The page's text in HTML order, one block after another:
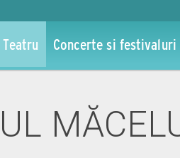
Teatru Concerte si festivaluri